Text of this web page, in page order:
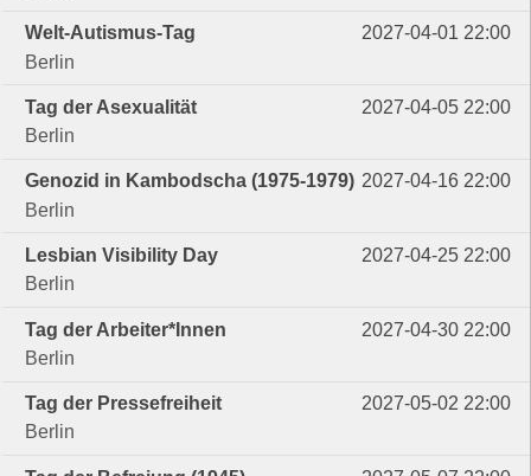
Welt-Autismus-Tag
2027-04-01 22:00
Berlin
Tag der Asexualität
2027-04-05 22:00
Berlin
Genozid in Kambodscha (1975-1979) 2027-04-16 22:00
Berlin
Lesbian Visibility Day
2027-04-25 22:00
Berlin
Tag der Arbeiter*Innen
2027-04-30 22:00
Berlin
Tag der Pressefreiheit
2027-05-02 22:00
Berlin